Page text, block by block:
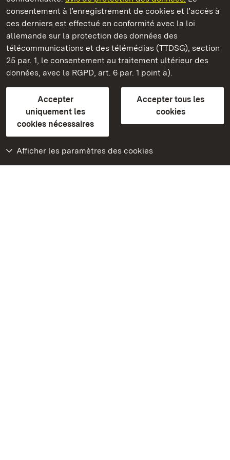
consentement à l’enregistrement de cookies et l’accès à
ces derniers est effectué en conformité avec la loi
allemande sur la protection des données des
télécommunications et des télémédias (TTDSG), section
25 par. 1, le consentement au traitement ultérieur des
données, avec le RGPD, art. 6 par. 1 point a).
Accepter
uniquement les
cookies nécessaires
Accepter tous les
cookies
Afficher les paramètres des cookies
Châteaux et jardins publics du Bade-Wurtemberg
ContactFAQ et réponsesMentions légales
Protection des données
Explications sur l’accessibilité
BITV-konform (geprüfte Seiten)
plus loin
Accueil
Monuments
Rendez-nous visite